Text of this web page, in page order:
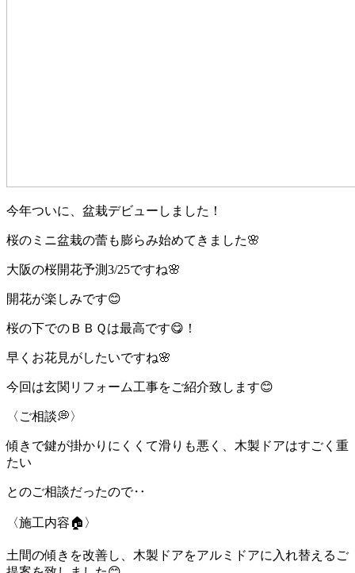
今年ついに、盆栽デビューしました！
桜のミニ盆栽の蕾も膨らみ始めてきました🌸
大阪の桜開花予測3/25ですね🌸
開花が楽しみです😊
桜の下でのＢＢＱは最高です😋！
早くお花見がしたいですね🌸
今回は玄関リフォーム工事をご紹介致します😊
〈ご相談💭〉
傾きで鍵が掛かりにくくて滑りも悪く、木製ドアはすごく重
たい
とのご相談だったので‥
〈施工内容🏠〉
土間の傾きを改善し、木製ドアをアルミドアに入れ替えるご